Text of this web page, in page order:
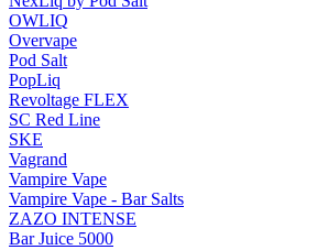
OWLIQ
Overvape
Pod Salt
PopLiq
Revoltage FLEX
SC Red Line
SKE
Vagrand
Vampire Vape
Vampire Vape - Bar Salts
ZAZO INTENSE
Bar Juice 5000